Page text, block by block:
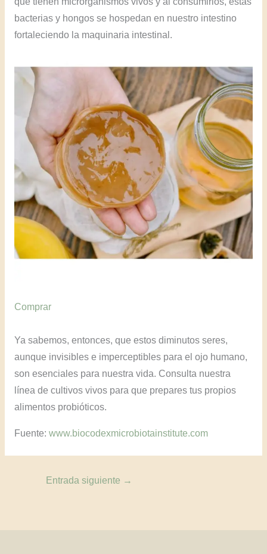
bacterias y hongos se hospedan en nuestro intestino
fortaleciendo la maquinaria intestinal.
Comprar
Ya sabemos, entonces, que estos diminutos seres,
aunque invisibles e imperceptibles para el ojo humano,
son esenciales para nuestra vida. Consulta nuestra
línea de cultivos vivos para que prepares tus propios
alimentos probióticos.
Fuente: www.biocodexmicrobiotainstitute.com
Entrada siguiente →